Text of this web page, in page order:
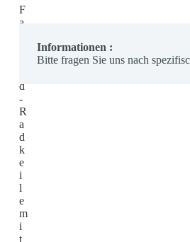
F
a
d
-
R
a
d
k
e
i
l
e
m
i
t
Informationen :
Bitte fragen Sie uns nach